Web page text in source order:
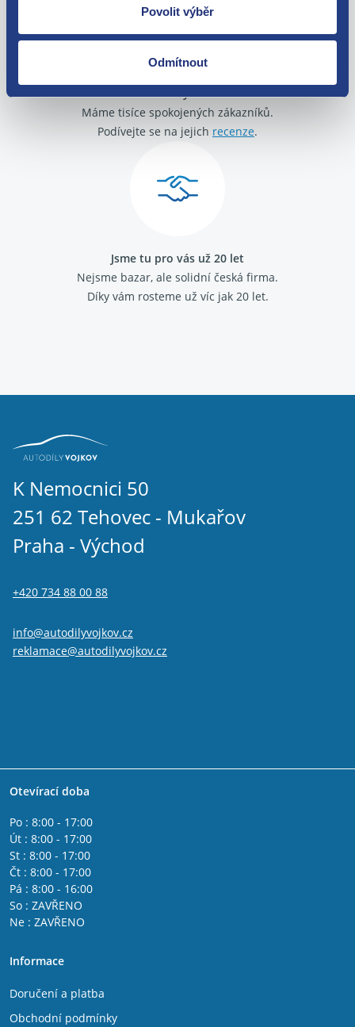
Povolit výběr
Odmítnout
O své zákazníky se staráme
Máme tisíce spokojených zákazníků.
Podívejte se na jejich recenze.
Jsme tu pro vás už 20 let
Nejsme bazar, ale solidní česká firma.
Díky vám rosteme už víc jak 20 let.
K Nemocnici 50
251 62 Tehovec - Mukařov
Praha - Východ
+420 734 88 00 88
info@autodilyvojkov.cz
reklamace@autodilyvojkov.cz
Otevírací doba
Po : 8:00 - 17:00
Út : 8:00 - 17:00
St : 8:00 - 17:00
Čt : 8:00 - 17:00
Pá : 8:00 - 16:00
So : ZAVŘENO
Ne : ZAVŘENO
Informace
Doručení a platba
Obchodní podmínky